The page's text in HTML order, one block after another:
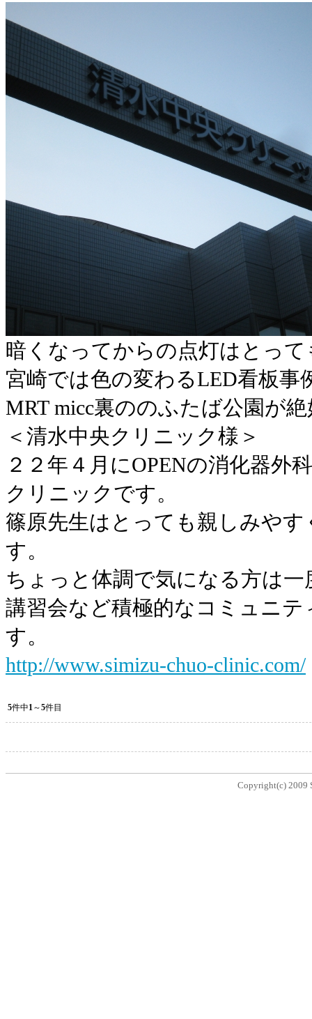
暗くなってからの点灯はとっ
宮崎では色の変わるLED看板
MRT micc裏ののふたば公園が
＜清水中央クリニック様＞
２２年４月にOPENの消化器外
クリニックです。
篠原先生はとっても親しみや
す。
ちょっと体調で気になる方は
講習会など積極的なコミュニ
す。
http://www.simizu-chuo-clinic.com/
5件中1～5件目
Copyright(c) 2009